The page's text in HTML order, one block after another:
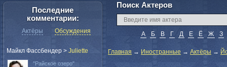
Поиск Актеров
А Б В Г Д Е Ё Ж З
Главная → Иностранные → Актёры →
Последние
комментарии:
Актёры Обсуждения
Майкл Фассбендер > Juliette
"Райское озеро"